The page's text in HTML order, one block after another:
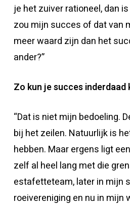
je het zuiver rationeel, dan
zou mijn succes of dat van
meer waard zijn dan het
ander?”
Zo kun je succes
“Dat is niet mijn bedoeling.
bij het zeilen. Natuurlijk is
hebben. Maar ergens ligt
zelf al heel lang met die
estafetteteam, later in mijn
roeivereniging en nu in mijn